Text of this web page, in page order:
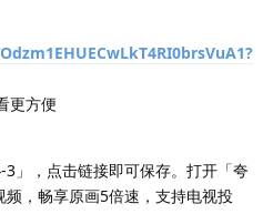
更方便
」，点击链接即可保存。打开「夸
，畅享原画5倍速，支持电视投